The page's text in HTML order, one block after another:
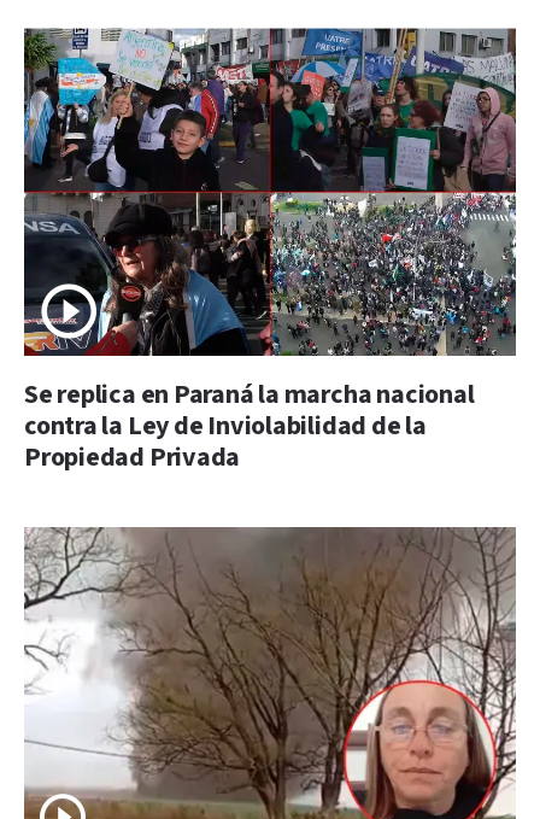
Se replica en Paraná la marcha nacional
contra la Ley de Inviolabilidad de la
Propiedad Privada